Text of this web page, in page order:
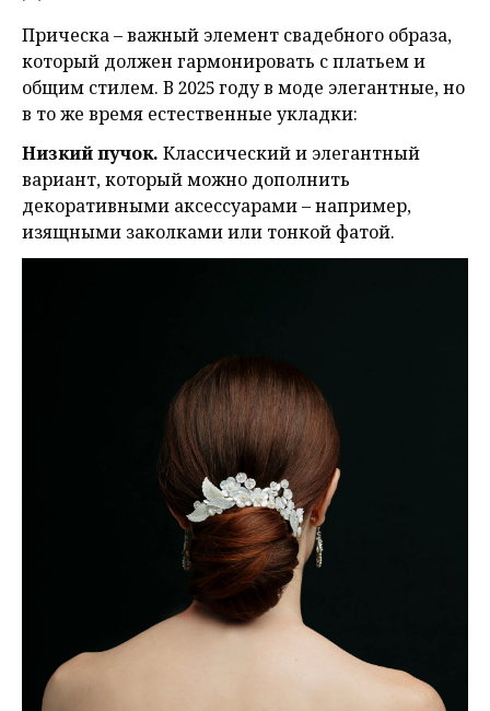
Прическа – важный элемент свадебного образа,
который должен гармонировать с платьем и
общим стилем. В 2025 году в моде элегантные, но
в то же время естественные укладки:
Низкий пучок. Классический и элегантный
вариант, который можно дополнить
декоративными аксессуарами – например,
изящными заколками или тонкой фатой.